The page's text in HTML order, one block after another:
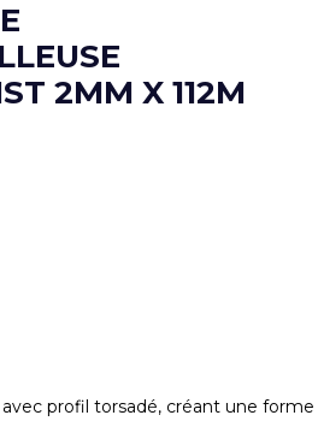
2MM X 112M
profil torsadé, créant une forme